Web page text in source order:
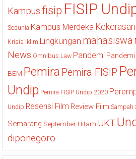
Kampus fisip FISIP
Sedunia Kampus Merdeka
Krisis iklim Lingkungan mahasiswa
News Omnibus Law Pandemi
BEM Pemira Pemira FISIP
Undip Pemira FISIP Undip 2020
Undip Resensi Film Review Film Sampah
Semarang September Hitam UKT
diponegoro